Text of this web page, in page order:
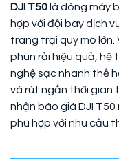
DJI T50 là dòng máy
hợp với đội bay dịch
trang trại quy mô lớn.
phun rải hiệu quả, hệ
nghệ sạc nhanh thế
và rút ngắn thời gian
nhận báo giá DJI
phù hợp với nhu cầu